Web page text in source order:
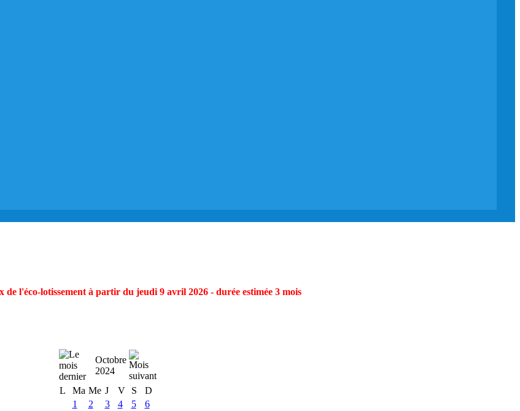
l'éco-lotissement à partir du jeudi 9 avril 2026 - durée estimée 3 mois
Octobre
2024
L
Ma Me J V S
D
1
2 3 4 5
6